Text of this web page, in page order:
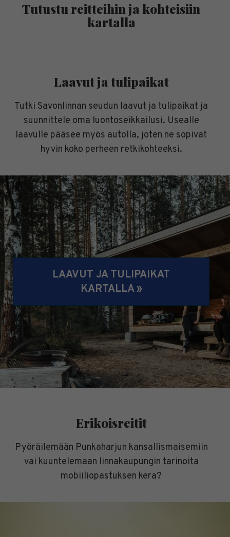
Tutustu reitteihin ja kohteisiin
kartalla
Laavut ja tulipaikat
Tutki Savonlinnan seudun laavut ja tulipaikat ja
suunnittele oma luontoseikkailusi. Usealle
laavulle pääsee myös autolla, joten ne sopivat
hyvin koko perheen retkikohteeksi.
LAAVUT JA TULIPAIKAT
KARTALLA »
Erikoisreitit
Pyöräilemään Punkaharjun kansallismaisemiin
vai kuuntelemaan linnakaupungin tarinoita
mobiiliopastuksen kera?